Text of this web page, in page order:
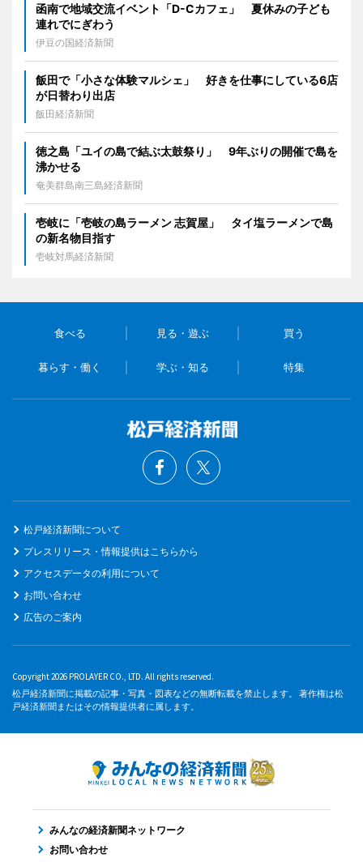
函南で地域交流イベント「D-Cカフェ」 夏休みの子ども
連れでにぎわう
伊豆の国経済新聞
飯田で「小さな体験マルシェ」 好きを仕事にしている6店
が日替わり出店
飯田経済新聞
徳之島「ユイの島で結ぶ太鼓祭り」 9年ぶりの開催で島を
沸かせる
奄美群島南三島経済新聞
壱岐に「壱岐の島ラーメン 志賀屋」 タイ塩ラーメンで島
の新名物目指す
壱岐対馬経済新聞
食べる 見る・遊ぶ 買う
暮らす・働く 学ぶ・知る 特集
松戸経済新聞について
プレスリリース・情報提供はこちらから
アクセスデータの利用について
お問い合わせ
広告のご案内
Copyright 2026 PROLAYER CO., LTD. All rights reserved.
松戸経済新聞に掲載の記事・写真・図表などの無断転載を禁止します。 著作権は松
戸経済新聞またはその情報提供者に属します。
みんなの経済新聞ネットワーク
お問い合わせ